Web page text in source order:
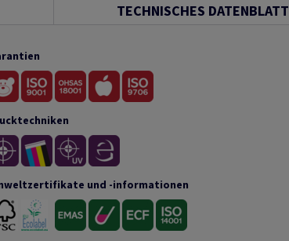
TECHNISCHES DATENBLATT
und -informationen